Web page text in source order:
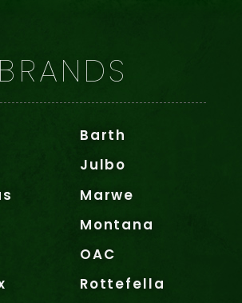
BRANDS
Barth
Julbo
Marwe
Montana
OAC
Rottefella